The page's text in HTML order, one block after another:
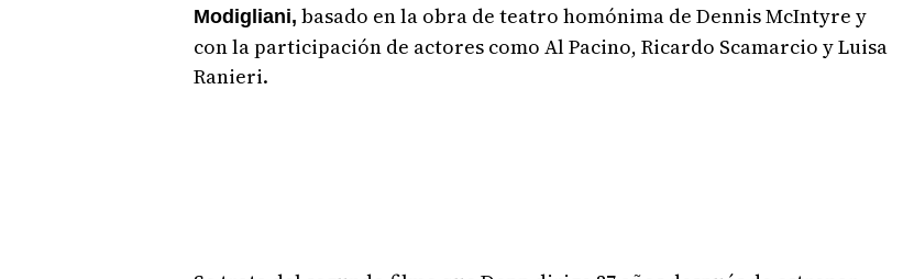
Modigliani, basado en la obra de teatro homónima de Dennis McIntyre y
con la participación de actores como Al Pacino, Ricardo Scamarcio y Luisa
Ranieri.